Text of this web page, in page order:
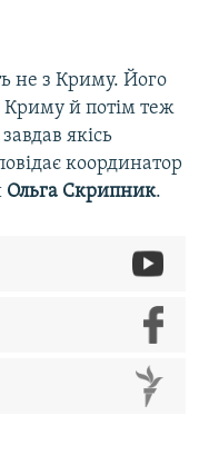
не з Криму. Його
Криму й потім теж
якісь
координатор
Ольга Скрипник.